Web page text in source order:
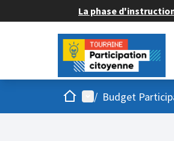
La phase
AccueilMenu principal
/ Budget